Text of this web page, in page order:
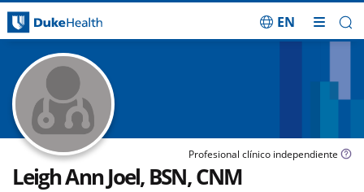
EN
Profesional clínico independiente
Leigh Ann Joel, BSN, CNM